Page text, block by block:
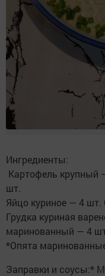
Ингредиенты:
Картофель крупный
шт.
Яйцо куриное — 4
Грудка куриная
маринованный — 4
*Опята
Заправки и соусы:*